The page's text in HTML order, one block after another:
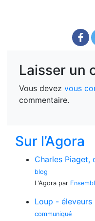
Laisser un
Vous devez vous
commentaire.
Sur l’Agora
Charles Piaget,
blog
L'Agora par
Loup -
communiqué